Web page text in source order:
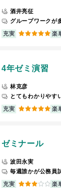
酒井亮征
充実 5 楽
4年ゼミ演習
林克彦
とてもわかりやす
充実 5 楽
ゼミナール
波田永実
充実 3 楽